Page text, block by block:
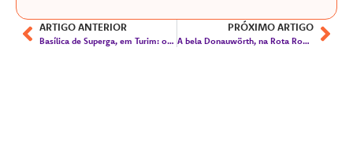
ARTIGO ANTERIOR
Basílica de Superga, em Turim: onde a vista e história se encontram!
PRÓXIMO ARTIGO
A bela Donauwörth, na Rota Romântica – Alemanha